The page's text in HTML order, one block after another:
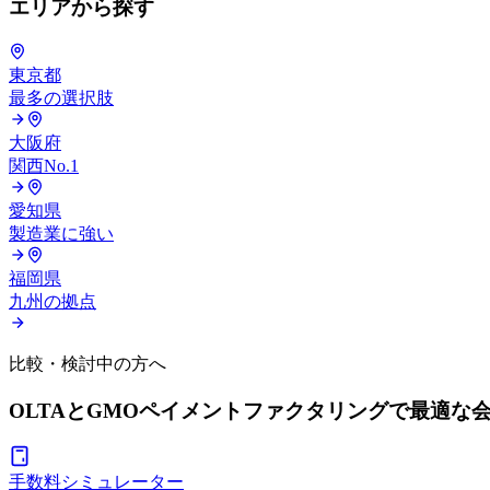
エリアから探す
東京都
最多の選択肢
大阪府
関西No.1
愛知県
製造業に強い
福岡県
九州の拠点
比較・検討中の方へ
OLTAとGMOペイメントファクタリングで最適な
手数料シミュレーター